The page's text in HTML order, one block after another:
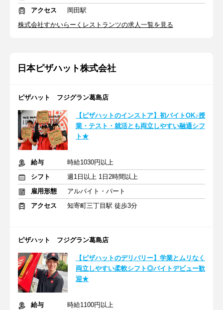
アクセス
岡田駅
株式会社すかいらーくレストランツの求人一覧を見る
日本ピザハット株式会社
ピザハット フジグラン葛島店
【ピザハットのインストア】初バイトOK♪授
業・テスト・就活とも両立しやすい融通シフ
ト★
給与
時給1030円以上
シフト
週1日以上 1日2時間以上
雇用形態
アルバイト・パート
アクセス
知寄町三丁目駅 徒歩3分
ピザハット フジグラン葛島店
【ピザハットのデリバリー】学業とムリなく
両立しやすい柔軟シフト◎バイトデビュー歓
迎★
給与 時給1100円以上